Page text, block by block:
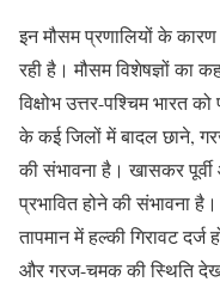
इन मौसम प्रणालियों के
रही है। मौसम विशेषज्ञों का
विक्षोभ उत्तर-पश्चिम भारत
के कई जिलों में बादल छाने,
की संभावना है। खासकर
प्रभावित होने की संभावना
तापमान में हल्की गिरावट
और गरज-चमक की स्थिति